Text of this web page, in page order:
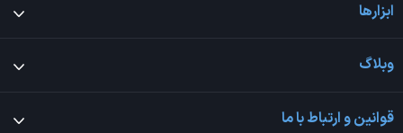
ابزارها
وبلاگ
قوانین و ارتباط با ما